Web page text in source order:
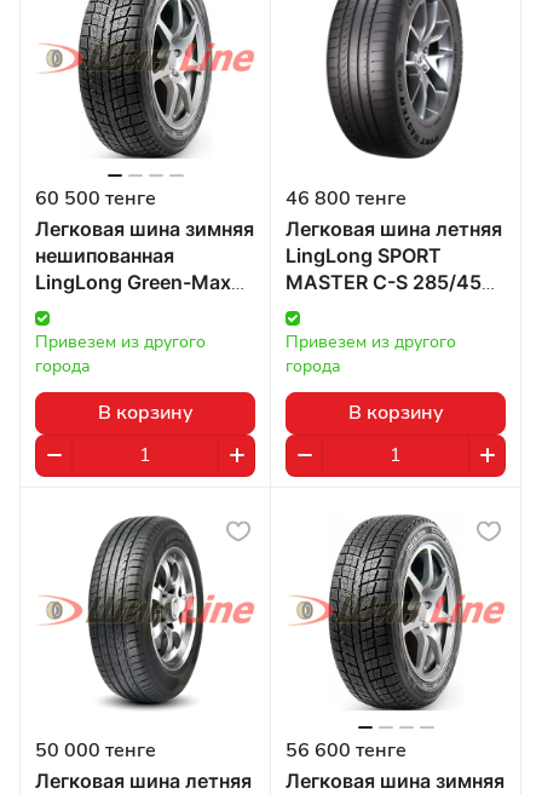
60 500 тенге
Легковая шина зимняя
нешипованная
LingLong Green-Max
Winter Ice I-15 285/45
R20 108T в
Казахстане
Привезем из другого
города
В корзину
46 800 тенге
Легковая шина летняя
LingLong SPORT
MASTER C-S 285/45
Привезем из другого
города
В корзину
50 000 тенге
Легковая шина летняя
56 600 тенге
Легковая шина зимняя